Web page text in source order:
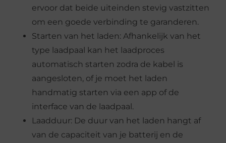
ervoor dat beide uiteinden stevig vastzitten
om een goede verbinding te garanderen.
Starten van het laden: Afhankelijk van het
type laadpaal kan het laadproces
automatisch starten zodra de kabel is
aangesloten, of je moet het laden
handmatig starten via een app of de
interface van de laadpaal.
Laadduur: De duur van het laden hangt af
van de capaciteit van je batterij en de